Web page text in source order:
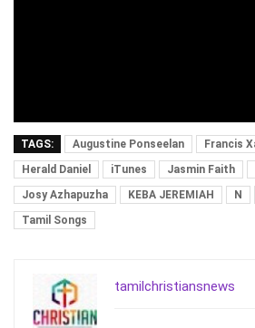
TAGS: Augustine Ponseelan Francis
Herald Daniel
iTunes Jasmin Faith
Josy Azhapuzha
KEBA JEREMIAH N
Tamil Songs
tamilchristiansnews